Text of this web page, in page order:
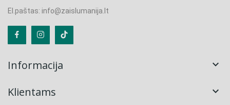
El.paštas: info@zaislumanija.lt
Informacija 
Klientams 